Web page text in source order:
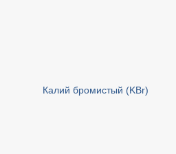
Калий бромистый (KBr)